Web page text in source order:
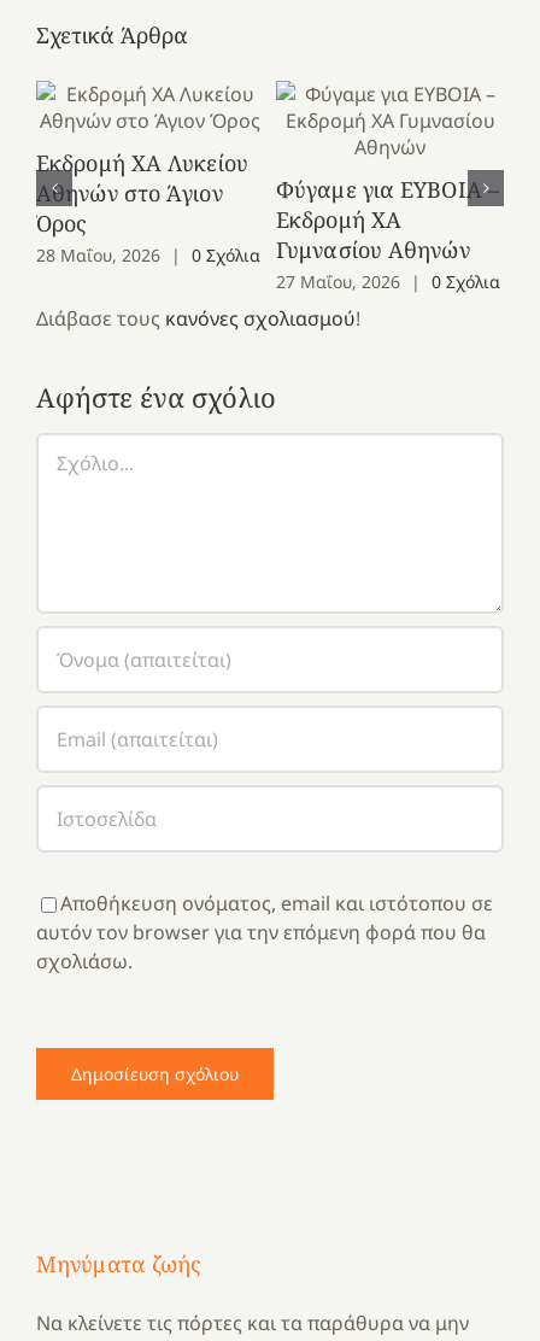
Σχετικά Άρθρα
Εκδρομή ΧΑ Λυκείου
Αθηνών στο Άγιον
Όρος
28 Μαΐου, 2026 | 0 Σχόλια
Φύγαμε για ΕΥΒΟΙΑ –
Εκδρομή ΧΑ
Γυμνασίου Αθηνών
27 Μαΐου, 2026 | 0 Σχόλια
Διάβασε τους κανόνες σχολιασμού!
Αφήστε ένα σχόλιο
Αποθήκευση ονόματος, email και ιστότοπου σε
αυτόν τον browser για την επόμενη φορά που θα
σχολιάσω.
Μηνύματα ζωής
Να κλείνετε τις πόρτες και τα παράθυρα να μην